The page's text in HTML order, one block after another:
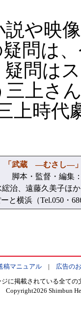
や映
問は
問は
三上さ
上時代
「武蔵 —むさし—
脚本・監督・編集
治、遠藤久美子ほ
と横浜（Tel.050・
稿マニュアル| 広告の
に掲載されている全て
Copyright2026 Shimbun